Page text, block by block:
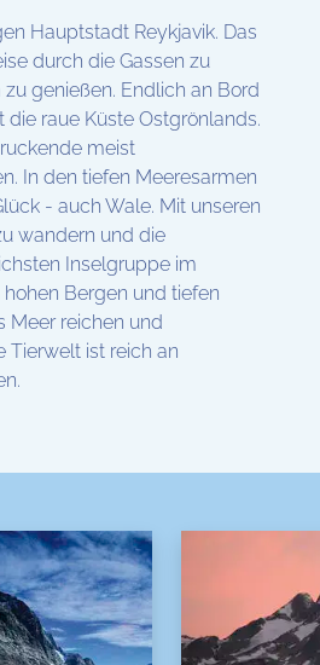
Hauptstadt Reykjavik. Das
durch die Gassen zu
genießen. Endlich an Bord
die raue Küste Ostgrönlands.
meist
In den tiefen Meeresarmen
- auch Wale. Mit unseren
wandern und die
Inselgruppe im
Bergen und tiefen
Meer reichen und
Tierwelt ist reich an